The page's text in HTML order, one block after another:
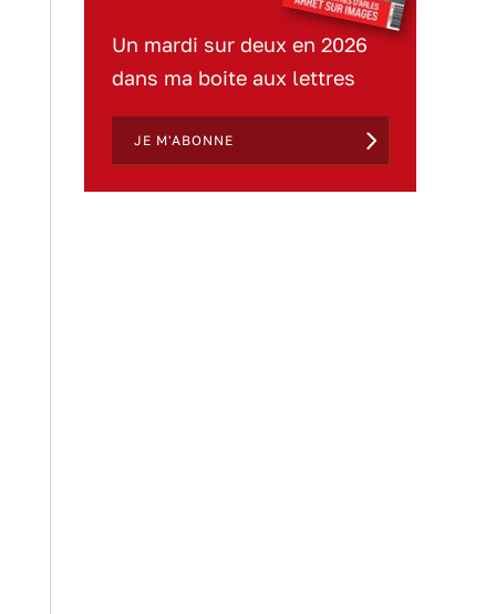
Un mardi sur deux en 2026
dans ma boite aux lettres
JE M'ABONNE